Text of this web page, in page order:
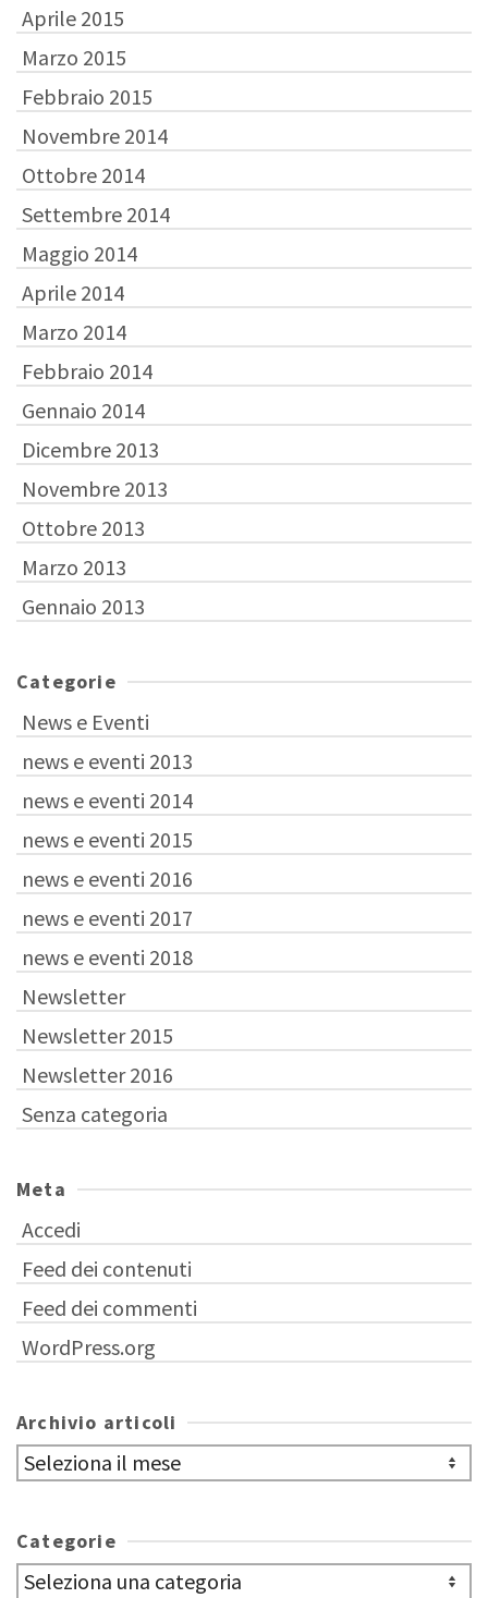
Aprile 2015
Marzo 2015
Febbraio 2015
Novembre 2014
Ottobre 2014
Settembre 2014
Maggio 2014
Aprile 2014
Marzo 2014
Febbraio 2014
Gennaio 2014
Dicembre 2013
Novembre 2013
Ottobre 2013
Marzo 2013
Gennaio 2013
Categorie
News e Eventi
news e eventi 2013
news e eventi 2014
news e eventi 2015
news e eventi 2016
news e eventi 2017
news e eventi 2018
Newsletter
Newsletter 2015
Newsletter 2016
Senza categoria
Meta
Accedi
Feed dei contenuti
Feed dei commenti
WordPress.org
Archivio articoli
Archivio
articoli
Categorie
Categorie